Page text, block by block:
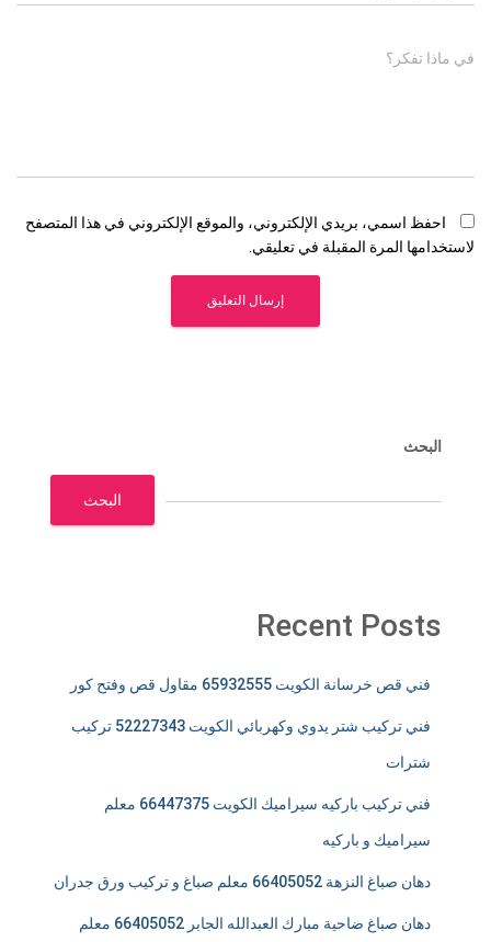
في ماذا تفكر؟
احفظ اسمي، بريدي الإلكتروني، والموقع الإلكتروني في هذا المتصفح
لاستخدامها المرة المقبلة في تعليقي.
البحث
البحث
Recent Posts
فني قص خرسانة الكويت 65932555 مقاول قص وفتح كور
فني تركيب شتر يدوي وكهربائي الكويت 52227343 تركيب
شترات
فني تركيب باركيه سيراميك الكويت 66447375 معلم
سيراميك و باركيه
دهان صباغ النزهة 66405052 معلم صباغ و تركيب ورق جدران
دهان صباغ ضاحية مبارك العبدالله الجابر 66405052 معلم